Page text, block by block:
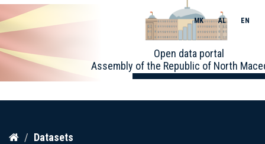
Skip
Open data portal
Assembly of the Republic of North
MK AL EN
Datasets